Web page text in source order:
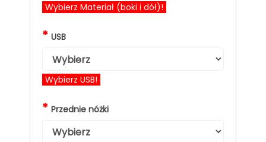
Wybierz Materiał (boki i dół)!
* USB
Wybierz USB!
* Przednie nóżki